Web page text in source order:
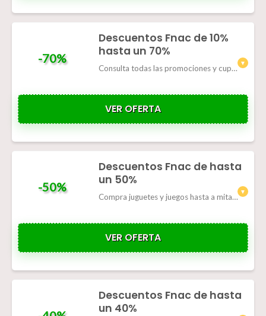
-70%
Descuentos Fnac de 10%
hasta un 70%
Consulta todas las promociones y cupones de Fnac aquí.
VER OFERTA
-50%
Descuentos Fnac de hasta
un 50%
Compra juguetes y juegos hasta a mitad de precio.
VER OFERTA
Descuentos Fnac de hasta
un 40%